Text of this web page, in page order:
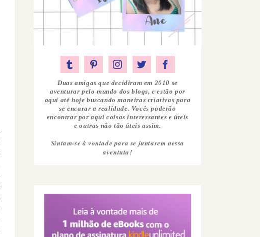
Duas amigas que decidiram em 2010 se
aventurar pelo mundo dos blogs, e estão por
aqui até hoje buscando maneiras criativas para
se encarar a realidade. Vocês poderão
encontrar por aqui coisas interessantes e úteis
e outras não tão úteis assim.
Sintam-se à vontade para se juntarem nessa
aventuta!